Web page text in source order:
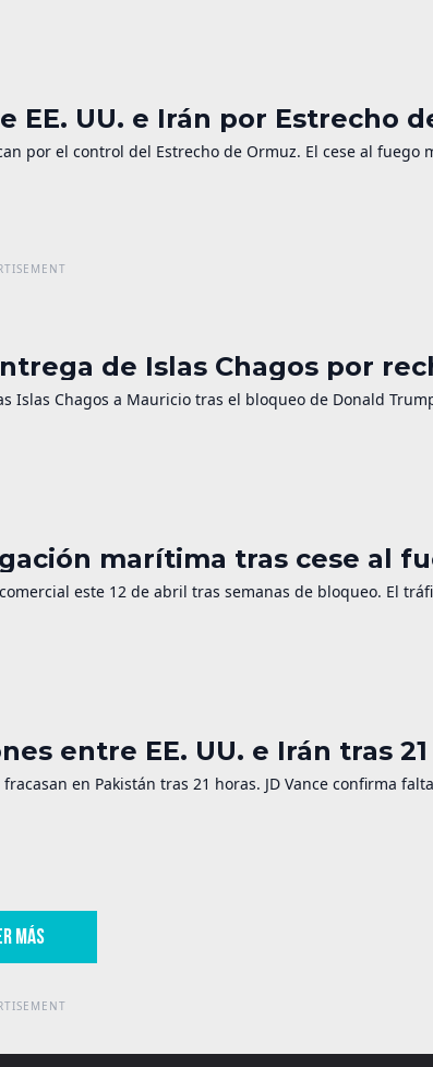
EE. UU. e Irán por Estrecho
por el control del Estrecho de Ormuz. El cese al fuego
de Islas Chagos por
Islas Chagos a Mauricio tras el bloqueo de Donald
marítima tras cese al
este 12 de abril tras semanas de bloqueo. El
entre EE. UU. e Irán tras
en Pakistán tras 21 horas. JD Vance confirma
MÁS